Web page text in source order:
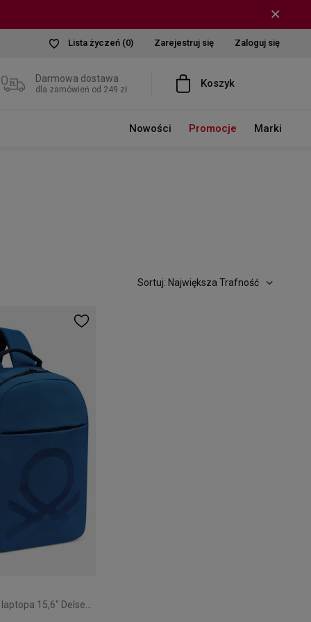
Lista życzeń (0) Zarejestruj się Zaloguj się
Darmowa dostawa
dla zamówień od 249 zł Koszyk
Nowości Promocje Marki
Sortuj: Największa Trafność